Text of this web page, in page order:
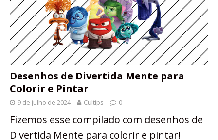
Desenhos de Divertida Mente para
Colorir e Pintar
9 de julho de 2024 Cultips 0
Fizemos esse compilado com desenhos de
Divertida Mente para colorir e pintar!